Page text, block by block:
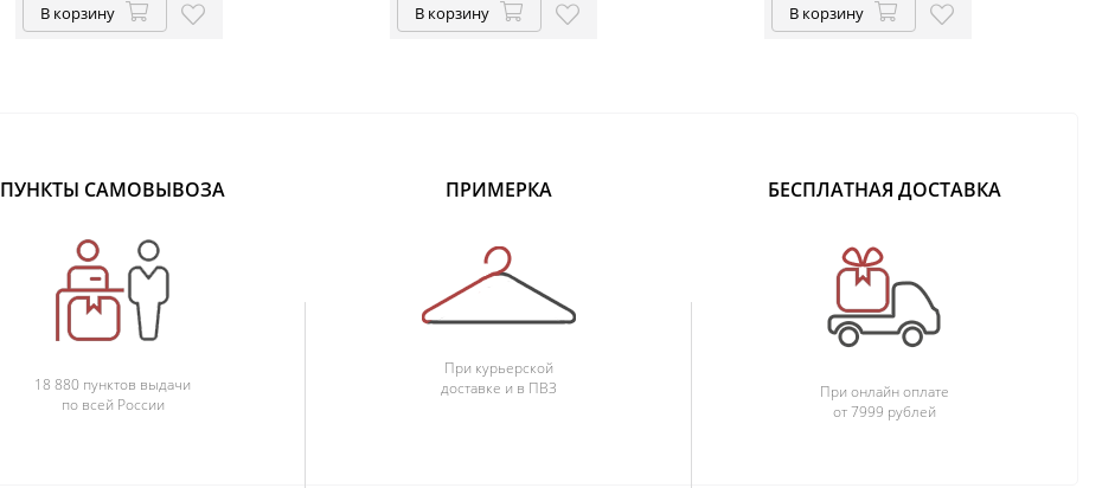
В корзину В корзину В корзину
ПУНКТЫ САМОВЫВОЗА
18 880 пунктов выдачи
по всей России
ПРИМЕРКА
При курьерской
доставке и в ПВЗ
БЕСПЛАТНАЯ ДОСТАВКА
При онлайн оплате
от 7999 рублей